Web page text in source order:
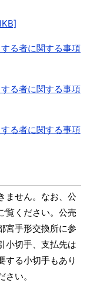
る者に関する事項
る者に関する事項
る者に関する事項
ません。なお、公
覧ください。公売
宮手形交換所に参
小切手、支払先は
する小切手もあり
い。